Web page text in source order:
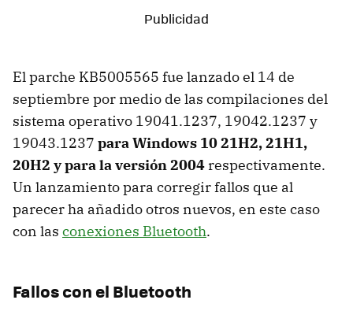
El parche KB5005565 fue lanzado el 14 de
septiembre por medio de las compilaciones del
sistema operativo 19041.1237, 19042.1237 y
19043.1237 para Windows 10 21H2, 21H1,
20H2 y para la versión 2004 respectivamente.
Un lanzamiento para corregir fallos que al
parecer ha añadido otros nuevos, en este caso
con las conexiones Bluetooth.
Fallos con el Bluetooth